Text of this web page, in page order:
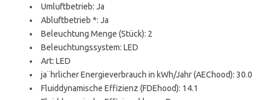
Umluftbetrieb: Ja
Abluftbetrieb *: Ja
Beleuchtung Menge (Stück): 2
Beleuchtungssystem: LED
Art: LED
ja¨hrlicher Energieverbrauch in kWh/Jahr (AEChood): 30.0
Fluiddynamische Effizienz (FDEhood): 14.1